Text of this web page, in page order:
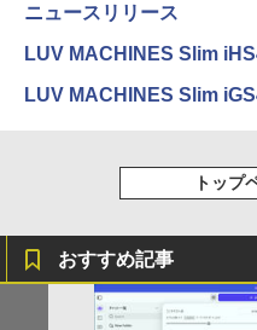
【楽
00-8/
万色
画面
スタン
3
え子
【電子
￥792
★8月
Anker
【2026年
セリング
付き 防水
On My
￥250
On My
強炭酸水
ONE
ニュースリリース
LUV MACHINES Slim
LUV MACHINES Slim
トップ
おすすめ記事